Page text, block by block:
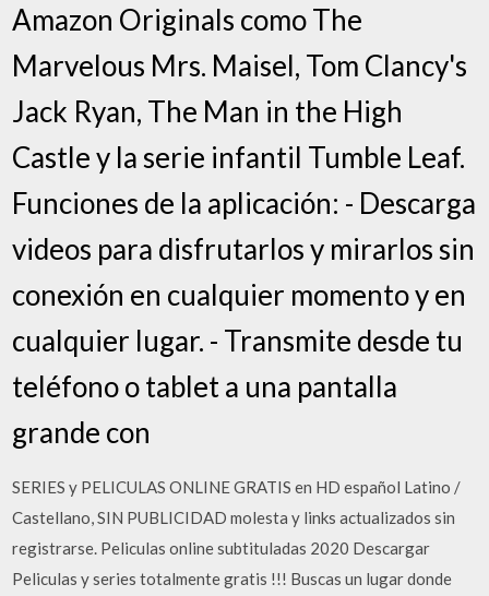
Amazon Originals como The
Marvelous Mrs. Maisel, Tom Clancy's
Jack Ryan, The Man in the High
Castle y la serie infantil Tumble Leaf.
Funciones de la aplicación: - Descarga
videos para disfrutarlos y mirarlos sin
conexión en cualquier momento y en
cualquier lugar. - Transmite desde tu
teléfono o tablet a una pantalla
grande con
SERIES y PELICULAS ONLINE GRATIS en HD español Latino /
Castellano, SIN PUBLICIDAD molesta y links actualizados sin
registrarse. Peliculas online subtituladas 2020 Descargar
Peliculas y series totalmente gratis !!! Buscas un lugar donde